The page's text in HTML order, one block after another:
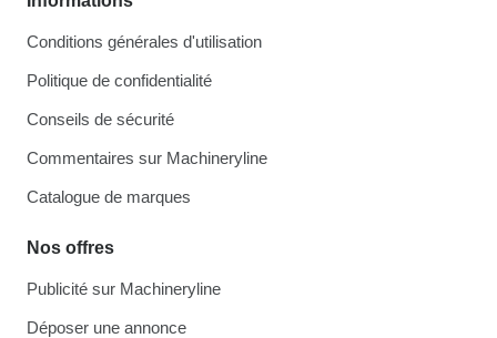
Conditions générales d'utilisation
Politique de confidentialité
Conseils de sécurité
Commentaires sur Machineryline
Catalogue de marques
Nos offres
Publicité sur Machineryline
Déposer une annonce